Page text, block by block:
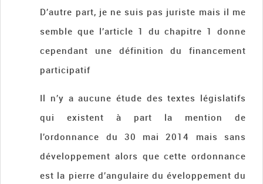
D’autre part, je ne suis pas juriste mais il me
semble que l’article 1 du chapitre 1 donne
cependant une définition du financement
participatif
Il n’y a aucune étude des textes législatifs
qui existent à part la mention de
l’ordonnance du 30 mai 2014 mais sans
développement alors que cette ordonnance
est la pierre d’angulaire du éveloppement du